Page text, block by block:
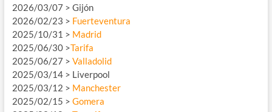
2026/03/07 > Gijón
2026/02/23 > Fuerteventura
2025/10/31 > Madrid
2025/06/30 >Tarifa
2025/06/27 > Valladolid
2025/03/14 > Liverpool
2025/03/12 > Manchester
2025/02/15 > Gomera